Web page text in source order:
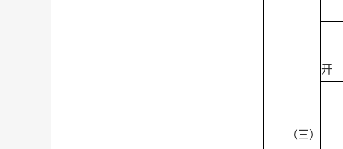
（三）
开